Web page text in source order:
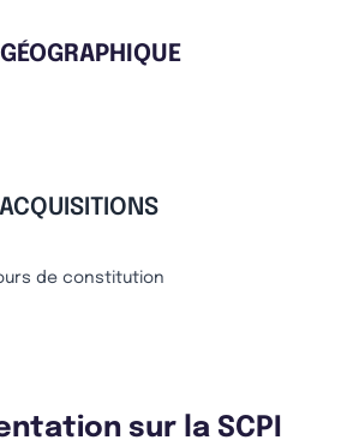
de constitution
sur la SCPI